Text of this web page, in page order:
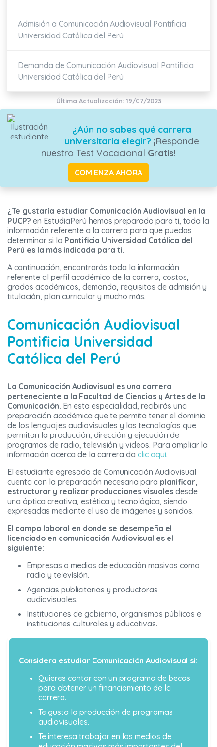
Admisión a Comunicación Audiovisual Pontificia
Universidad Católica del Perú
Demanda de Comunicación Audiovisual Pontificia
Universidad Católica del Perú
Última Actualización: 19/07/2023
¿Aún no sabes qué carrera
universitaria elegir?¡Responde
nuestro Test Vocacional Gratis!
COMIENZA AHORA
¿Te gustaría estudiar Comunicación Audiovisual en la
PUCP? en EstudiaPerú hemos preparado para ti, toda la
información referente a la carrera para que puedas
determinar si la Pontificia Universidad Católica del
Perú es la más indicada para ti.
A continuación, encontrarás toda la información
referente al perfil académico de la carrera, costos,
grados académicos, demanda, requisitos de admisión y
titulación, plan curricular y mucho más.
Comunicación Audiovisual
Pontificia Universidad
Católica del Perú
La Comunicación Audiovisual es una carrera
perteneciente a la Facultad de Ciencias y Artes de la
Comunicación. En esta especialidad, recibirás una
preparación académica que te permita tener el dominio
de los lenguajes audiovisuales y las tecnologías que
permitan la producción, dirección y ejecución de
programas de radio, televisión y videos. Para ampliar la
información acerca de la carrera da clic aquí.
El estudiante egresado de Comunicación Audiovisual
cuenta con la preparación necesaria para planificar,
estructurar y realizar producciones visuales desde
una óptica creativa, estética y tecnológica, siendo
expresadas mediante el uso de imágenes y sonidos.
El campo laboral en donde se desempeña el
licenciado en comunicación Audiovisual es el
siguiente:
Empresas o medios de educación masivos como
radio y televisión.
Agencias publicitarias y productoras
audiovisuales.
Instituciones de gobierno, organismos públicos e
instituciones culturales y educativas.
Considera estudiar Comunicación Audiovisual si:
Quieres contar con un programa de becas
para obtener un financiamiento de la
carrera.
Te gusta la producción de programas
audiovisuales.
Te interesa trabajar en los medios de